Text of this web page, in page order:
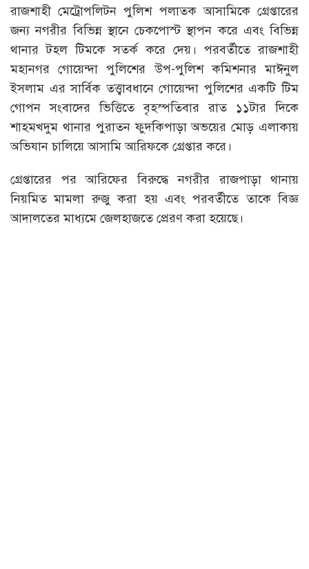
রাজশাহী মেট্রোপলিটন পুলিশ পলাতক আসামিকে গ্রেপ্তারের
জন্য নগরীর বিভিন্ন স্থানে চেকপোস্ট স্থাপন করে এবং বিভিন্ন
থানার টহল টিমকে সতর্ক করে দেয়। পরবর্তীতে রাজশাহী
মহানগর গোয়েন্দা পুলিশের উপ-পুলিশ কমিশনার মাঈনুল
ইসলাম এর সার্বিক তত্ত্বাবধানে গোয়েন্দা পুলিশের একটি টিম
গোপন সংবাদের ভিত্তিতে বৃহস্পতিবার রাত ১১টার দিকে
শাহমখদুম থানার পুরাতন ফুদকিপাড়া অভয়ের মোড় এলাকায়
অভিযান চালিয়ে আসামি আরিফকে গ্রেপ্তার করে।
গ্রেপ্তারের পর আরিফের বিরুদ্ধে নগরীর রাজপাড়া থানায়
নিয়মিত মামলা রুজু করা হয় এবং পরবর্তীতে তাকে বিজ্ঞ
আদালতের মাধ্যমে জেলহাজতে প্রেরণ করা হয়েছে।